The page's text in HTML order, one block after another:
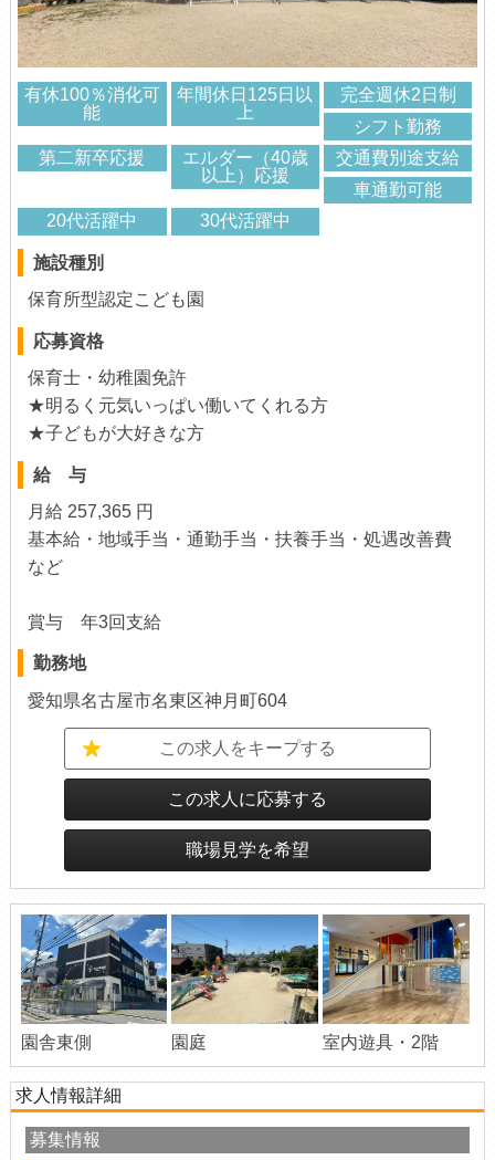
有休100％消化可
能
年間休日125日以
上
完全週休2日制
シフト勤務
第二新卒応援
エルダー（40歳
以上）応援
交通費別途支給
車通勤可能
20代活躍中
30代活躍中
施設種別
保育所型認定こども園
応募資格
保育士・幼稚園免許
★明るく元気いっぱい働いてくれる方
★子どもが大好きな方
給 与
月給 257,365 円
基本給・地域手当・通勤手当・扶養手当・処遇改善費
など
賞与 年3回支給
勤務地
愛知県名古屋市名東区神月町604
この求人をキープする
この求人に応募する
職場見学を希望
園舎東側 園庭 室内遊具・2階
求人情報詳細
募集情報